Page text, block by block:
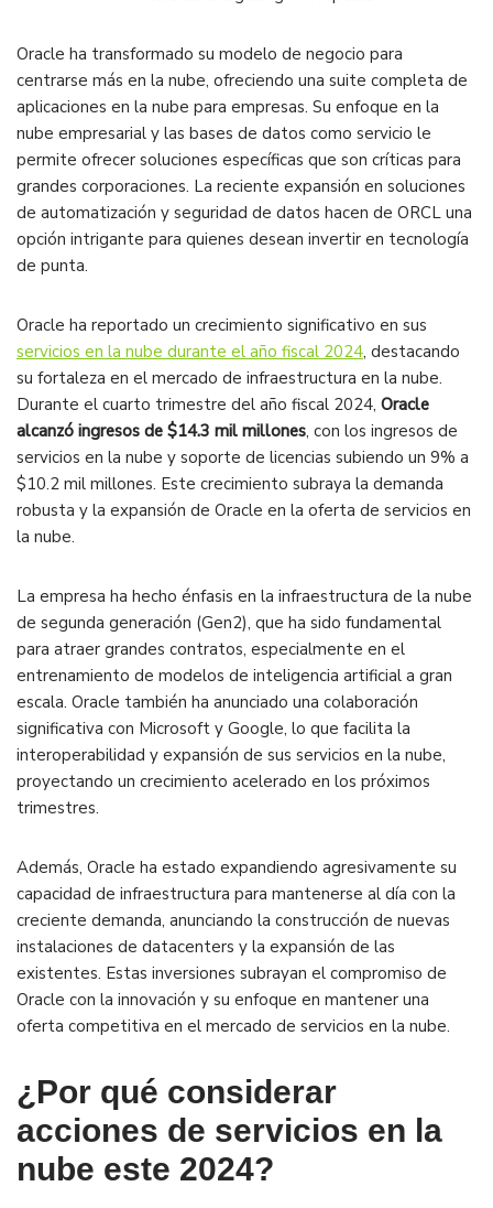
Oracle ha transformado su modelo de negocio para
centrarse más en la nube, ofreciendo una suite completa de
aplicaciones en la nube para empresas. Su enfoque en la
nube empresarial y las bases de datos como servicio le
permite ofrecer soluciones específicas que son críticas para
grandes corporaciones. La reciente expansión en soluciones
de automatización y seguridad de datos hacen de ORCL una
opción intrigante para quienes desean invertir en tecnología
de punta.
Oracle ha reportado un crecimiento significativo en sus
servicios en la nube durante el año fiscal 2024, destacando
su fortaleza en el mercado de infraestructura en la nube.
Durante el cuarto trimestre del año fiscal 2024, Oracle
alcanzó ingresos de $14.3 mil millones, con los ingresos de
servicios en la nube y soporte de licencias subiendo un 9% a
$10.2 mil millones. Este crecimiento subraya la demanda
robusta y la expansión de Oracle en la oferta de servicios en
la nube​.
La empresa ha hecho énfasis en la infraestructura de la nube
de segunda generación (Gen2), que ha sido fundamental
para atraer grandes contratos, especialmente en el
entrenamiento de modelos de inteligencia artificial a gran
escala. Oracle también ha anunciado una colaboración
significativa con Microsoft y Google, lo que facilita la
interoperabilidad y expansión de sus servicios en la nube,
proyectando un crecimiento acelerado en los próximos
trimestres​.
Además, Oracle ha estado expandiendo agresivamente su
capacidad de infraestructura para mantenerse al día con la
creciente demanda, anunciando la construcción de nuevas
instalaciones de datacenters y la expansión de las
existentes. Estas inversiones subrayan el compromiso de
Oracle con la innovación y su enfoque en mantener una
oferta competitiva en el mercado de servicios en la nube​.
¿Por qué considerar
acciones de servicios en la
nube este 2024?